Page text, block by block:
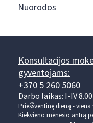
Nuorodos
Konsultacijos
gyventojams:
+370 5 260 5060
Darbo laikas: I-IV
Prieššventinę dieną -
Kiekvieno mėnesio antrą